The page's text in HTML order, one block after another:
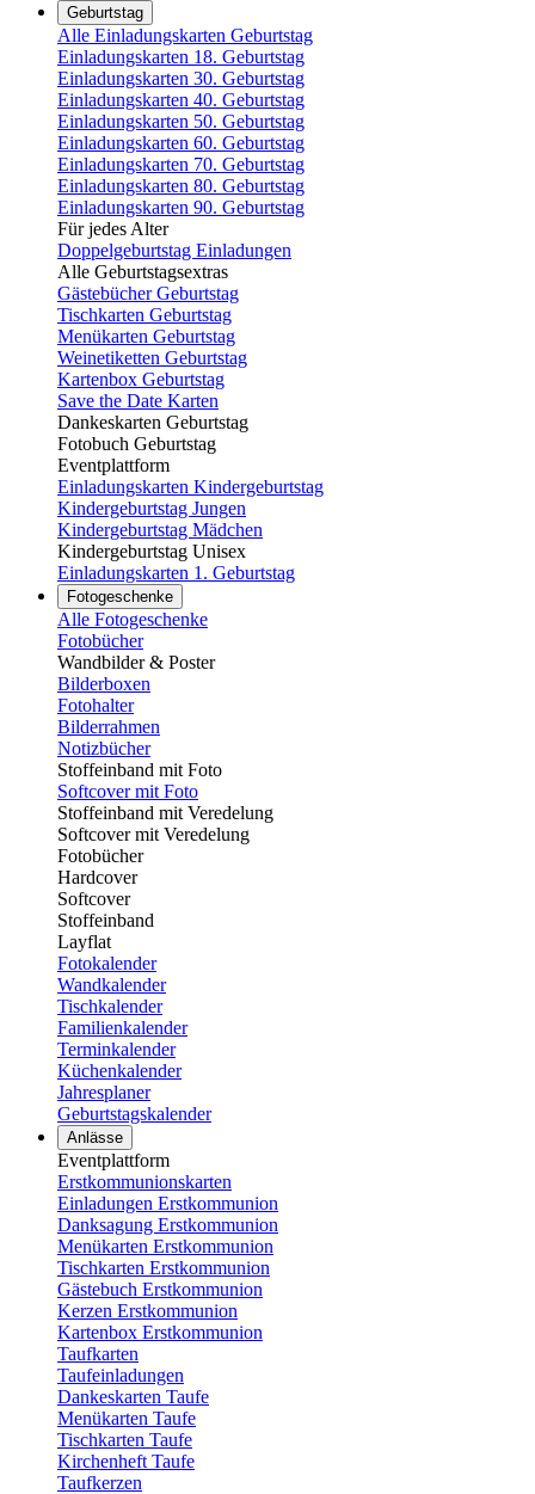
Geburtstag
Alle Einladungskarten Geburtstag
Einladungskarten 18. Geburtstag
Einladungskarten 30. Geburtstag
Einladungskarten 40. Geburtstag
Einladungskarten 50. Geburtstag
Einladungskarten 60. Geburtstag
Einladungskarten 70. Geburtstag
Einladungskarten 80. Geburtstag
Einladungskarten 90. Geburtstag
Für jedes Alter
Doppelgeburtstag Einladungen
Alle Geburtstagsextras
Gästebücher Geburtstag
Tischkarten Geburtstag
Menükarten Geburtstag
Weinetiketten Geburtstag
Kartenbox Geburtstag
Save the Date Karten
Dankeskarten Geburtstag
Fotobuch Geburtstag
Eventplattform
Einladungskarten Kindergeburtstag
Kindergeburtstag Jungen
Kindergeburtstag Mädchen
Kindergeburtstag Unisex
Einladungskarten 1. Geburtstag
Fotogeschenke
Alle Fotogeschenke
Fotobücher
Wandbilder & Poster
Bilderboxen
Fotohalter
Bilderrahmen
Notizbücher
Stoffeinband mit Foto
Softcover mit Foto
Stoffeinband mit Veredelung
Softcover mit Veredelung
Fotobücher
Hardcover
Softcover
Stoffeinband
Layflat
Fotokalender
Wandkalender
Tischkalender
Familienkalender
Terminkalender
Küchenkalender
Jahresplaner
Geburtstagskalender
Anlässe
Eventplattform
Erstkommunionskarten
Einladungen Erstkommunion
Danksagung Erstkommunion
Menükarten Erstkommunion
Tischkarten Erstkommunion
Gästebuch Erstkommunion
Kerzen Erstkommunion
Kartenbox Erstkommunion
Taufkarten
Taufeinladungen
Dankeskarten Taufe
Menükarten Taufe
Tischkarten Taufe
Kirchenheft Taufe
Taufkerzen